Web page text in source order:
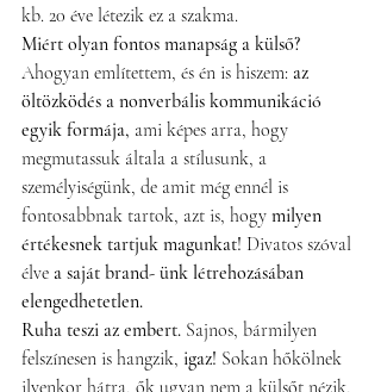
kb. 20 éve létezik ez a szakma.
Miért olyan fontos manapság a külső?
Ahogyan említettem, és én is hiszem: az
öltözködés a nonverbális kommunikáció
egyik formája, ami képes arra, hogy
megmutassuk általa a stílusunk, a
személyiségünk, de amit még ennél is
fontosabbnak tartok, azt is, hogy milyen
értékesnek tartjuk magunkat! Divatos szóval
élve a saját brand- ünk létrehozásában
elengedhetetlen.
Ruha teszi az embert. Sajnos, bármilyen
felszínesen is hangzik, igaz! Sokan hőkölnek